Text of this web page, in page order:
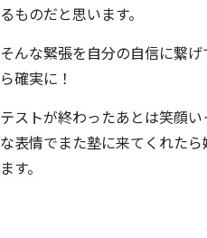
るものだと思います。
そんな緊張を自分の自信に繋げ
ら確実に！
テストが終わったあとは笑顔
な表情でまた塾に来てくれたら
ます。